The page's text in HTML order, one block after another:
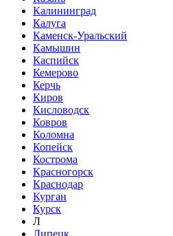
Калининград
Калуга
Каменск-Уральский
Камышин
Каспийск
Кемерово
Керчь
Киров
Кисловодск
Ковров
Коломна
Копейск
Кострома
Красногорск
Краснодар
Курган
Курск
Л
Липецк